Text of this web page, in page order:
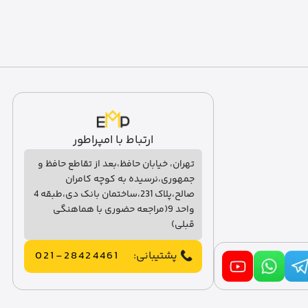
ارتباط با امپراطور
تهران، خیابان حافظ،بعد از تقاطع حافظ و
جمهوری،نرسیده به کوچه کامران
صالح،پلاک 231،ساختمان بانک دی،طبقه 4
واحد 9(مراجعه حضوری با هماهنگی
قبلی)
پشتیبانی: 021-28424461